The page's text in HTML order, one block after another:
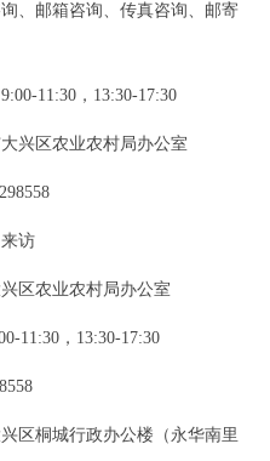
邮箱咨询、传真咨询、邮寄
11:30，13:30-17:30
兴区农业农村局办公室
访
区农业农村局办公室
，13:30-17:30
桐城行政办公楼（永华南里